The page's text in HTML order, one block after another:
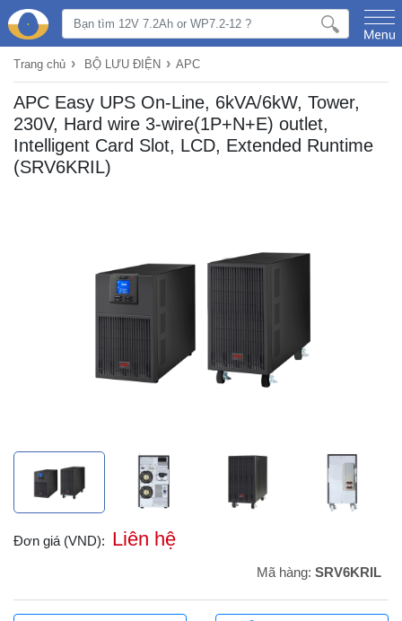
Trang chủ › BỘ LƯU ĐIỆN › APC
APC Easy UPS On-Line, 6kVA/6kW, Tower,
230V, Hard wire 3-wire(1P+N+E) outlet,
Intelligent Card Slot, LCD, Extended Runtime
(SRV6KRIL)
Đơn giá (VND): Liên hệ
Mã hàng: SRV6KRIL